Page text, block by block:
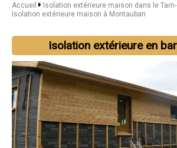
Accueil
Isolation extérieure maison dans le
Isolation extérieure maison à Montauban
Isolation extérieure en